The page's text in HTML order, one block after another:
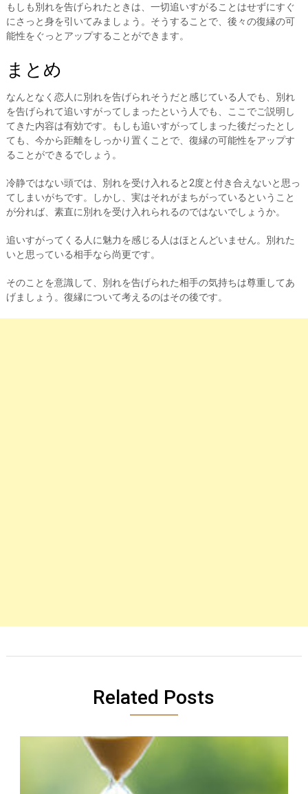
もしも別れを告げられたときは、一切追いすがることはせずにすぐ
にさっと身を引いてみましょう。そうすることで、後々の復縁の可
能性をぐっとアップすることができます。
まとめ
なんとなく恋人に別れを告げられそうだと感じている人でも、別れ
を告げられて追いすがってしまったという人でも、ここでご説明し
てきた内容は有効です。もしも追いすがってしまった後だったとし
ても、今から距離をしっかり置くことで、復縁の可能性をアップす
ることができるでしょう。
冷静ではない頭では、別れを受け入れると2度と付き合えないと思っ
てしまいがちです。しかし、実はそれがまちがっているということ
が分れば、素直に別れを受け入れられるのではないでしょうか。
追いすがってくる人に魅力を感じる人はほとんどいません。別れた
いと思っている相手なら尚更です。
そのことを意識して、別れを告げられた相手の気持ちは尊重してあ
げましょう。復縁について考えるのはその後です。
Related Posts